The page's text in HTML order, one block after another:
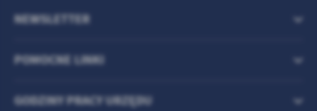
POMOCNE LINKI
NEWSLETTER
GODZINY PRACY URZĘDU